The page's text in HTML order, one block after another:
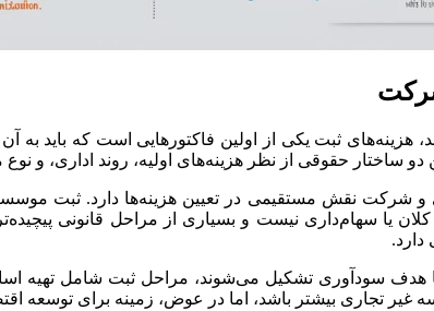
ثبت یکی از اولین فاکتورهایی است که باید به
ساختار حقوقی از نظر هزینه‌های اولیه، روند اداری، و
شرکت نقش مستقیمی در تعیین هزینه‌ها دارد. ثبت
یا سهام‌داری نیست و بسیاری از مراحل قانونی
تشکیل می‌شوند، مراحل ثبت شامل تهیه
تجاری بیشتر باشد، اما در عوض، زمینه برای توسعه